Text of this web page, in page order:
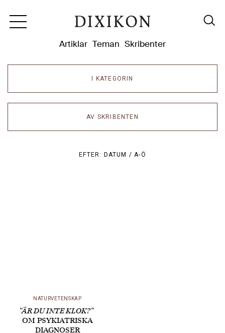
Artiklar Teman Skribenter
I KATEGORIN
AV SKRIBENTEN
EFTER: DATUM /A-Ö
NATURVETENSKAP
”ÄR DU INTE KLOK?”
OM PSYKIATRISKA
DIAGNOSER